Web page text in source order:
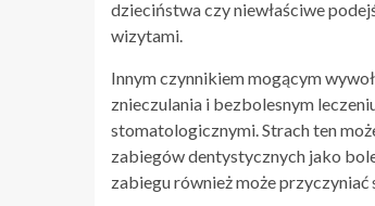
dzieciństwa czy niewłaściwe
wizytami.
Innym czynnikiem mogącym
znieczulania i bezbolesnym
stomatologicznymi. Strach ten
zabiegów dentystycznych jako
zabiegu również może